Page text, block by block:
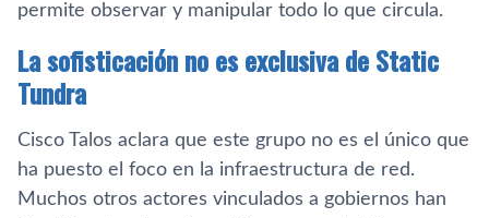
permite observar y manipular todo lo que circula.
La sofisticación no es exclusiva de Static
Tundra
Cisco Talos aclara que este grupo no es el único que
ha puesto el foco en la infraestructura de red.
Muchos otros actores vinculados a gobiernos han